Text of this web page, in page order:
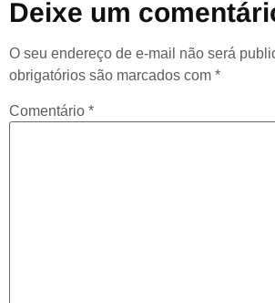
Deixe um
O seu endereço de e-mail não será
obrigatórios são marcados com *
Comentário *